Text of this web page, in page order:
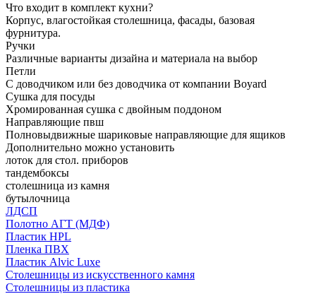
Что входит в комплект кухни?
Корпус, влагостойкая столешница, фасады, базовая
фурнитура.
Ручки
Различные варианты дизайна и материала на выбор
Петли
С доводчиком или без доводчика от компании Boyard
Сушка для посуды
Хромированная сушка с двойным поддоном
Направляющие пвш
Полновыдвижные шариковые направляющие для ящиков
Дополнительно можно установить
лоток для стол. приборов
тандембоксы
столешница из камня
бутылочница
ЛДСП
Полотно АГТ (МДФ)
Пластик HPL
Пленка ПВХ
Пластик Alvic Luxe
Столешницы из искусственного камня
Столешницы из пластика